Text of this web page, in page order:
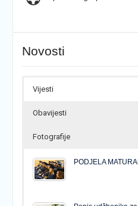
Novosti
Vijesti
Obavijesti
Fotografije
PODJELA